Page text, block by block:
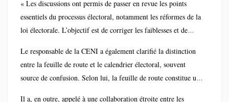
de la société civile.
précédents tout en corrigeant les insuffisances relevées.
« Les discussions ont permis de passer en revue les points
essentiels du processus électoral, notamment les réformes de la
loi électorale. L’objectif est de corriger les faiblesses et de
constatons une convergence des points de vue, ce qui laisse
espérer l’adoption d’une loi électorale largement consensuelle
», a-t-il déclaré.
Le responsable de la CENI a également clarifié la distinction
entre la feuille de route et le calendrier électoral, souvent
source de confusion. Selon lui, la feuille de route constitue une
Il a, en outre, appelé à une collaboration étroite entre les